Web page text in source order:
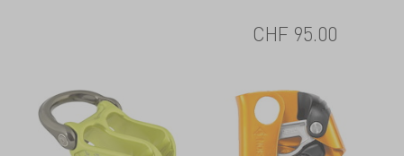
CHF 95.00